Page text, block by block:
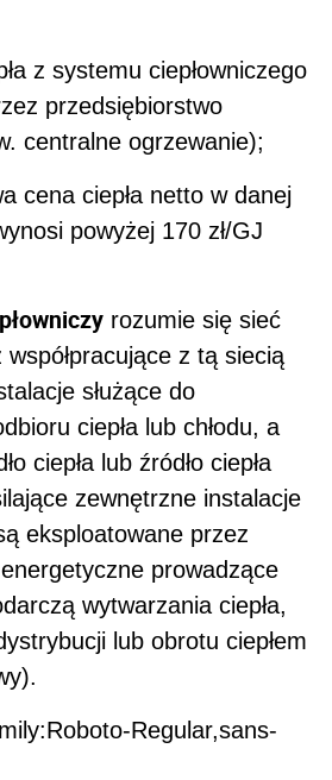
z systemu ciepłowniczego
przedsiębiorstwo
centralne ogrzewanie);
cena ciepła netto w danej
powyżej 170 zł/GJ
rozumie się sieć
współpracujące z tą siecią
służące do
ciepła lub chłodu, a
ciepła lub źródło ciepła
zewnętrzne instalacje
eksploatowane przez
prowadzące
wytwarzania ciepła,
lub obrotu ciepłem
Regular,sans-